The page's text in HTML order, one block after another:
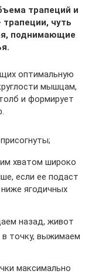
трапеций и
чуть
поднимающие
оптимальную
мышцам,
и формирует
хватом широко
если ее подаст
ягодичных
назад, живот
в точку, выжимаем
максимально